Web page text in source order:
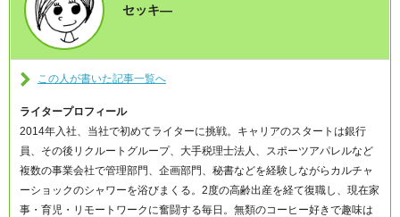
セッキ―
この人が書いた記事一覧へ
ライタープロフィール
2014年入社、当社で初めてライターに挑戦。キャリアのスタートは銀行
員、その後リクルートグループ、大手税理士法人、スポーツアパレルなど
複数の事業会社で管理部門、企画部門、秘書などを経験しながらカルチャ
ーショックのシャワーを浴びまくる。2度の高齢出産を経て復職し、現在家
事・育児・リモートワークに奮闘する毎日。無類のコーヒー好きで趣味は